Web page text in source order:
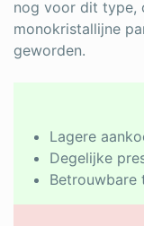
nog voor dit type,
monokristallijne
geworden.
Lagere
Degelijke
Betrouwbare